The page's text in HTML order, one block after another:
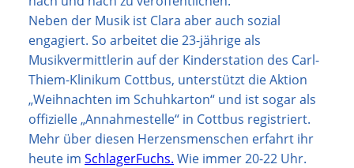
Neben der Musik ist Clara aber auch sozial
engagiert. So arbeitet die 23-jährige als
Musikvermittlerin auf der Kinderstation des Carl-
Thiem-Klinikum Cottbus, unterstützt die Aktion
„Weihnachten im Schuhkarton“ und ist sogar als
offizielle „Annahmestelle“ in Cottbus registriert.
Mehr über diesen Herzensmenschen erfahrt ihr
heute im SchlagerFuchs. Wie immer 20-22 Uhr.